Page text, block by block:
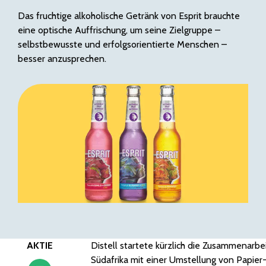
Das fruchtige alkoholische Getränk von Esprit brauchte
eine optische Auffrischung, um seine Zielgruppe –
selbstbewusste und erfolgsorientierte Menschen –
besser anzusprechen.
AKTIE
Distell startete kürzlich die
Südafrika mit einer Umstellung von